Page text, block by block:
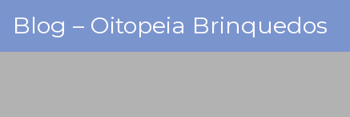
content
Blog – Oitopeia Brinquedos